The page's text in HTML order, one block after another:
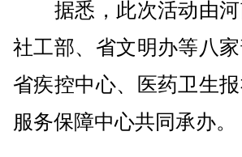
据悉，此次活动由河
社工部、省文明办等八
省疾控中心、医药卫生
服务保障中心共同承办。